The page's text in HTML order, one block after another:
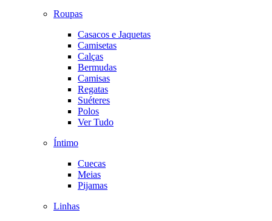
Roupas
Casacos e Jaquetas
Camisetas
Calças
Bermudas
Camisas
Regatas
Suéteres
Polos
Ver Tudo
Íntimo
Cuecas
Meias
Pijamas
Linhas